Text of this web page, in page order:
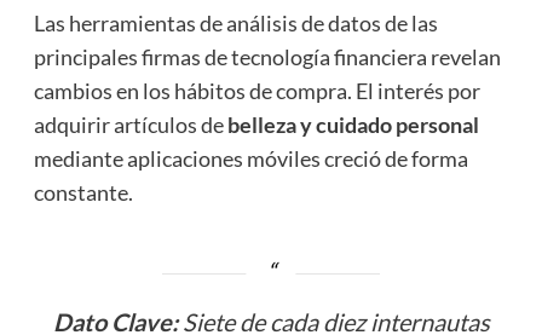
Las herramientas de análisis de datos de las
principales firmas de tecnología financiera revelan
cambios en los hábitos de compra. El interés por
adquirir artículos debelleza y cuidado personal
mediante aplicaciones móviles creció de forma
constante.
Dato Clave:Siete de cada diez internautas